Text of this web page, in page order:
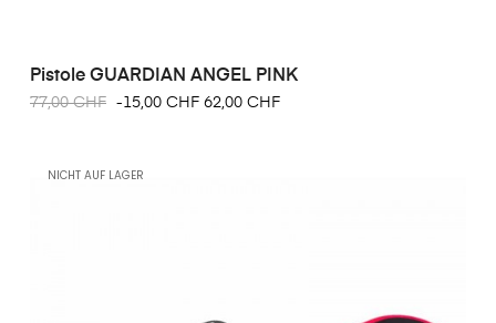
Pistole GUARDIAN ANGEL PINK
77,00 CHF -15,00 CHF 62,00 CHF
NICHT AUF LAGER